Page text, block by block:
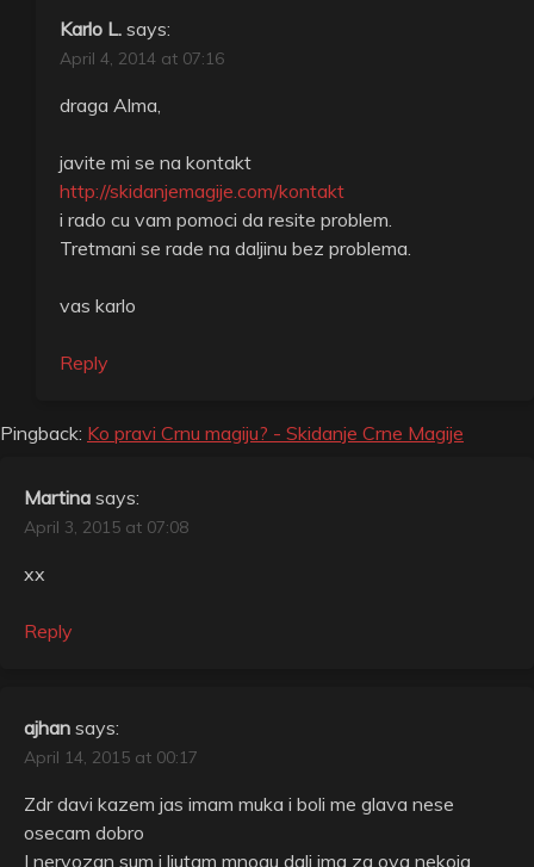
Karlo L. says:
April 4, 2014 at 07:16
draga Alma,
javite mi se na kontakt
http://skidanjemagije.com/kontakt
i rado cu vam pomoci da resite problem.
Tretmani se rade na daljinu bez problema.
vas karlo
Reply
Pingback: Ko pravi Crnu magiju? - Skidanje Crne Magije
Martina says:
April 3, 2015 at 07:08
xx
Reply
ajhan says:
April 14, 2015 at 00:17
Zdr davi kazem jas imam muka i boli me glava nese
osecam dobro
I nervozan sum i ljutam mnogu dali ima za ova nekoja